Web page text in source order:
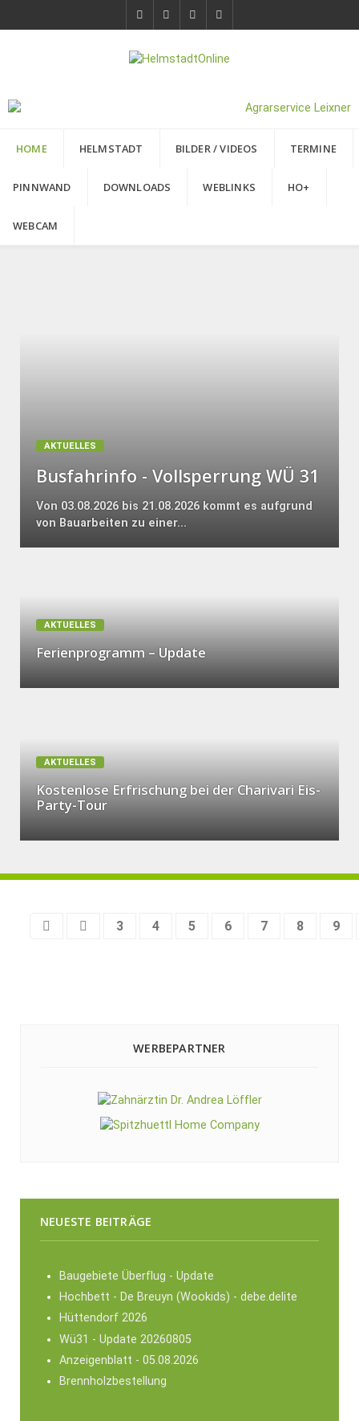
HOME HELMSTADT BILDER / VIDEOS TERMINE
PINNWAND DOWNLOADS WEBLINKS HO+
WEBCAM
AKTUELLES
Busfahrinfo - Vollsperrung WÜ 31
Von 03.08.2026 bis 21.08.2026 kommt es aufgrund
von Bauarbeiten zu einer...
AKTUELLES
Ferienprogramm – Update
AKTUELLES
Kostenlose Erfrischung bei der Charivari Eis-
Party-Tour
3 4 5 6 7 8 9
WERBEPARTNER
NEUESTE BEITRÄGE
Baugebiete Überflug - Update
Hochbett - De Breuyn (Wookids) - debe.delite
Hüttendorf 2026
Wü31 - Update 20260805
Anzeigenblatt - 05.08.2026
Brennholzbestellung